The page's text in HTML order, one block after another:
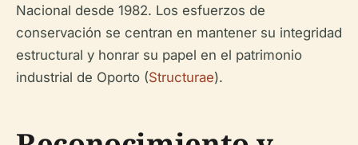
Nacional desde 1982. Los esfuerzos de
conservación se centran en mantener su integridad
estructural y honrar su papel en el patrimonio
industrial de Oporto (Structurae).